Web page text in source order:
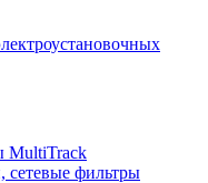
MultiTrack
сетевые фильтры